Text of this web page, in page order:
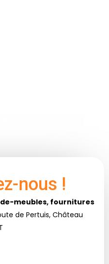
nous !
meubles, fournitures
de Pertuis, Château